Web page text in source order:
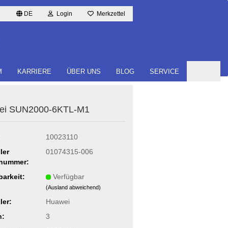
DE Login Merkzettel
KARRIERE ÜBER UNS BLOG SERVICE
SUN2000-​6KTL-M1
10023110
01074315-006
Verfügbar
(Ausland abweichend)
Huawei
3